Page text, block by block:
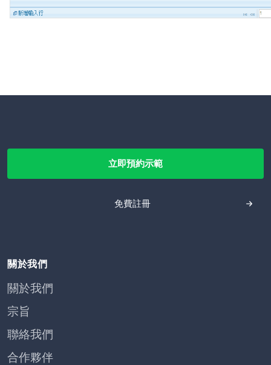
立即預約示範
免費註冊
關於我們
關於我們
宗旨
聯絡我們
合作夥伴